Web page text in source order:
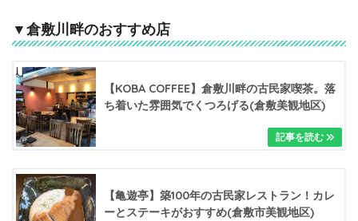
▼倉敷川畔のおすすめ店
【KOBA COFFEE】倉敷川畔の古民家喫茶。落
ち着いた雰囲気でくつろげる(倉敷美観地区)
【亀遊亭】築100年の古民家レストラン！カレ
ーとステーキがおすすめ(倉敷市美観地区)